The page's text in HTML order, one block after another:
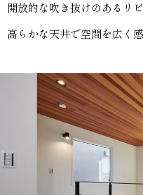
開放的な吹き抜けのあるリ
高らかな天井で空間を広く